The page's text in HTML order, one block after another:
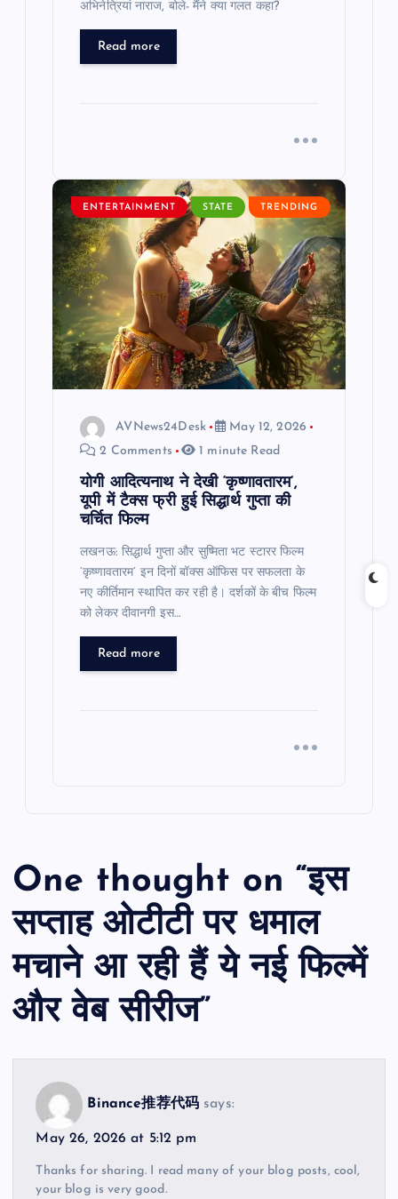
अभिनेत्रियां नाराज, बोले- मैंने क्या गलत कहा?
Read more
ENTERTAINMENT STATE TRENDING
AVNews24Desk
May 12, 2026
2 Comments
1 minute Read
योगी आदित्यनाथ ने देखी ‘कृष्णावतारम’,
यूपी में टैक्स फ्री हुई सिद्धार्थ गुप्ता की
चर्चित फिल्म
लखनऊ: सिद्धार्थ गुप्ता और सुष्मिता भट स्टारर फिल्म
‘कृष्णावतारम’ इन दिनों बॉक्स ऑफिस पर सफलता के
नए कीर्तिमान स्थापित कर रही है। दर्शकों के बीच फिल्म
को लेकर दीवानगी इस…
Read more
One thought on “इस
सप्ताह ओटीटी पर धमाल
मचाने आ रही हैं ये नई फिल्में
और वेब सीरीज”
Binance推荐代码 says:
May 26, 2026 at 5:12 pm
Thanks for sharing. I read many of your blog posts, cool,
your blog is very good.